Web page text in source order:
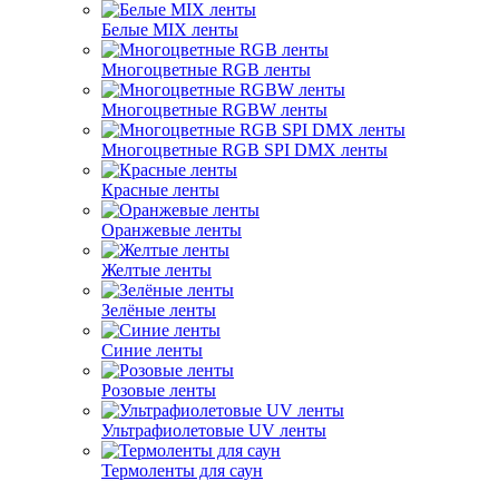
Белые MIX ленты
Многоцветные RGB ленты
Многоцветные RGBW ленты
Многоцветные RGB SPI DMX ленты
Красные ленты
Оранжевые ленты
Желтые ленты
Зелёные ленты
Синие ленты
Розовые ленты
Ультрафиолетовые UV ленты
Термоленты для саун